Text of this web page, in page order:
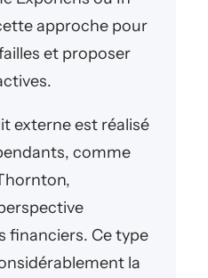
approche pour
et proposer
externe est réalisé
comme
financiers. Ce type
la